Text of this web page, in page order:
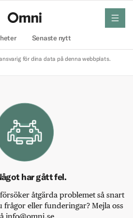
Senaste nytt
meny
för dina data på denna webbplats.
har gått fel.
åtgärda problemet så snart
eller funderingar? Mejla oss